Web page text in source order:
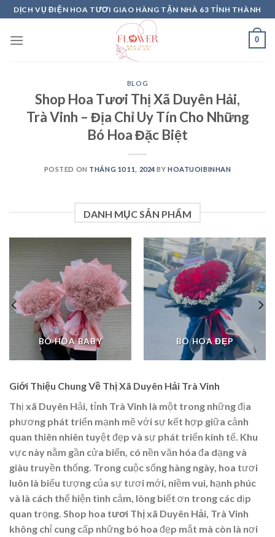
Skip
to
content
DỊCH VỤ ĐIỆN HOA TƯƠI GIAO HÀNG TẬN NHÀ 63 TỈNH THÀNH
0
BLOG
Shop Hoa Tươi Thị Xã Duyên Hải,
Trà Vinh – Địa Chỉ Uy Tín Cho Những
Bó Hoa Đặc Biệt
POSTED ON THÁNG 10 11, 2024 BYHOATUOIBINHAN
DANH MỤC SẢN PHẨM
BÓ HOA BABY BÓ HOA ĐẸP
Giới Thiệu Chung Về Thị Xã Duyên Hải Trà Vinh
Thị xã Duyên Hải, tỉnh Trà Vinh là một trong những địa
phương phát triển mạnh mẽ với sự kết hợp giữa cảnh
quan thiên nhiên tuyệt đẹp và sự phát triển kinh tế. Khu
vực này nằm gần cửa biển, có nền văn hóa đa dạng và
giàu truyền thống. Trong cuộc sống hàng ngày, hoa tươi
luôn là biểu tượng của sự tươi mới, niềm vui, hạnh phúc
và là cách thể hiện tình cảm, lòng biết ơn trong các dịp
quan trọng. Shop hoa tươi Thị xã Duyên Hải, Trà Vinh
không chỉ cung cấp những bó hoa đẹp mắt mà còn là nơi